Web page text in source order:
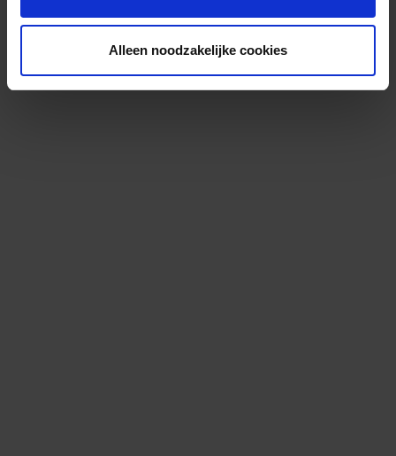
Alleen noodzakelijke cookies